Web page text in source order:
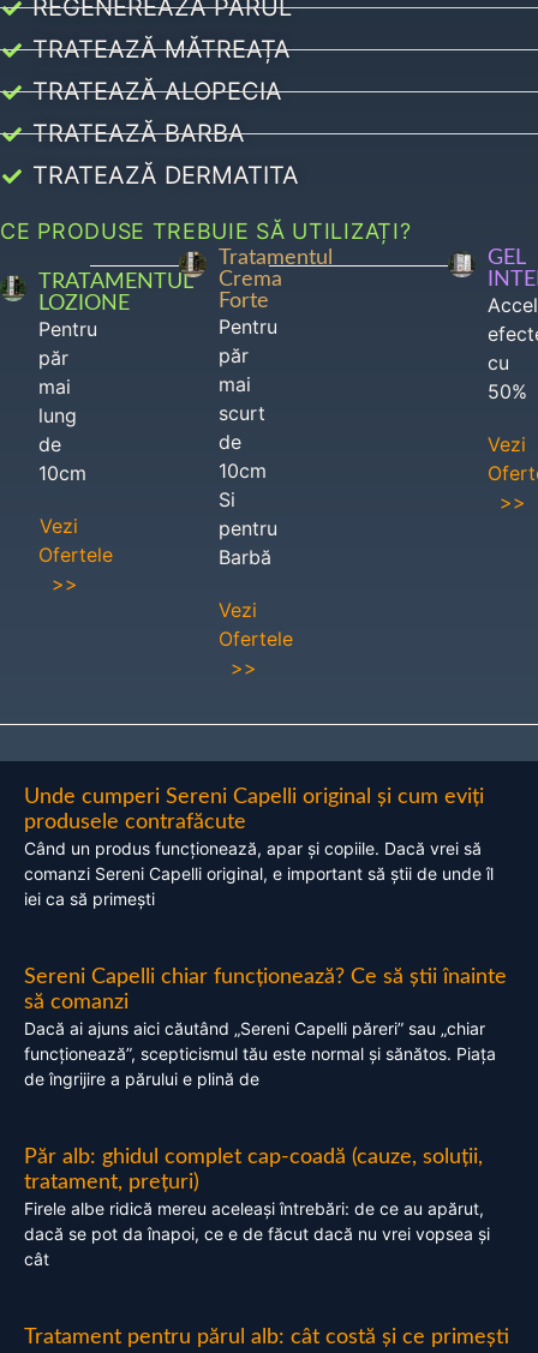
REGENEREAZĂ PĂRUL
TRATEAZĂ MĂTREAȚA
TRATEAZĂ ALOPECIA
TRATEAZĂ BARBA
TRATEAZĂ DERMATITA
CE PRODUSE TREBUIE SĂ UTILIZAȚI?
TRATAMENTUL
LOZIONE
Pentru
păr
mai
lung
de
10cm
Vezi
Ofertele
>>
Tratamentul
Crema
Forte
Pentru
păr
mai
scurt
de
10cm
Si
pentru
Barbă
Vezi
Ofertele
>>
GEL
cu
50%
Vezi
>>
Unde cumperi Sereni Capelli original și cum eviți
produsele contrafăcute
Când un produs funcționează, apar și copiile. Dacă vrei să
comanzi Sereni Capelli original, e important să știi de unde îl
iei ca să primești
Sereni Capelli chiar funcționează? Ce să știi înainte
să comanzi
Dacă ai ajuns aici căutând „Sereni Capelli păreri” sau „chiar
funcționează”, scepticismul tău este normal și sănătos. Piața
de îngrijire a părului e plină de
Păr alb: ghidul complet cap-coadă (cauze, soluții,
tratament, prețuri)
Firele albe ridică mereu aceleași întrebări: de ce au apărut,
dacă se pot da înapoi, ce e de făcut dacă nu vrei vopsea și
cât
Tratament pentru părul alb: cât costă și ce primești